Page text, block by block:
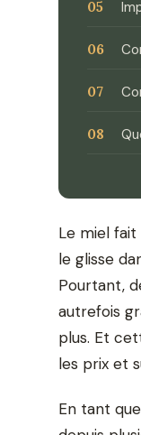
Le miel
le glisse
Pourtant,
autrefois
plus. Et
les prix et
En tant